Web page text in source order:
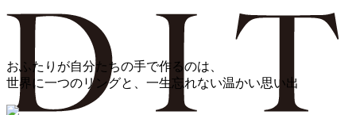
おふたりが自分たちの手で作るのは、
世界に一つのリングと、一生忘れない温かい思い出